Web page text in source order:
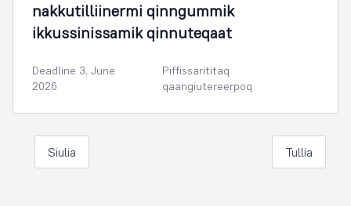
nakkutilliinermi qinngummik
ikkussinissamik qinnuteqaat
Deadline 3. June
2026
Piffissarititaq
qaangiutereerpoq
Siulia Tullia